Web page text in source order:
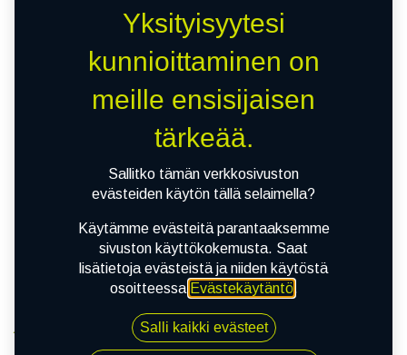
165/60R14 75H TOYO PROXES CF2
Yksityisyytesi
kunnioittaminen on
meille ensisijaisen
tärkeää.
Sallitko tämän verkkosivuston
evästeiden käytön tällä selaimella?
Käytämme evästeitä parantaaksemme
sivuston käyttökokemusta. Saat
lisätietoja evästeistä ja niiden käytöstä
osoitteessa Evästekäytäntö.
Salli kaikki evästeet